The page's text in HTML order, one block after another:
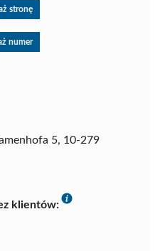
stronę
numer
5, 10-279
klientów: